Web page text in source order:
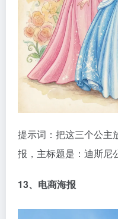
提示词：把这三个公
报，主标题是：迪斯尼
13、电商海报